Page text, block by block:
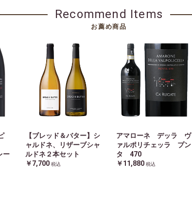
Recommend Items
お薦め商品
ー
【ブレッド＆バター】シ
ャルドネ、リザーブシャ
ルドネ２本セット
￥7,700 税込
アマローネ デッラ ヴ
ァルポリチェッラ プン
タ 470
￥11,880 税込